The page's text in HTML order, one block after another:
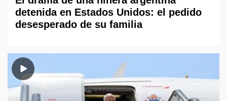
detenida en Estados Unidos: el pedido
desesperado de su familia